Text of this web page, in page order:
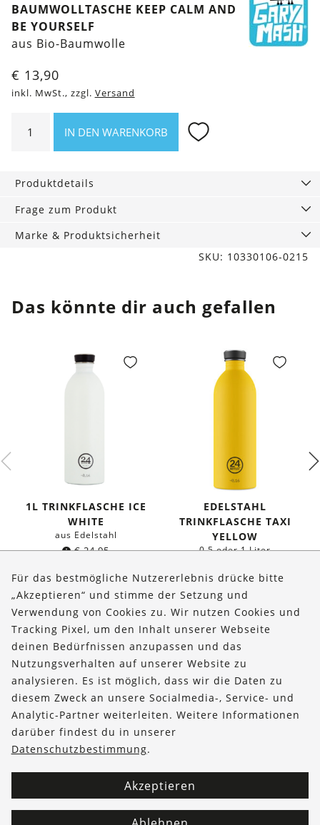
BAUMWOLLTASCHE KEEP CALM AND
BE YOURSELF
aus Bio-Baumwolle
€ 13,90
inkl. MwSt., zzgl. Versand
Keep
be
yourself
IN DEN WARENKORB
Produktdetails
Frage zum Produkt
Marke & Produktsicherheit
SKU: 10330106-0215
Das könnte dir auch gefallen
1L TRINKFLASCHE ICE
WHITE
aus Edelstahl
€24,95
EDELSTAHL
TRINKFLASCHE TAXI
YELLOW
0,5 oder 1 Liter
Über uns
Bestellungen
Kontakt & Hilfe
FOLLOW US
Für das bestmögliche Nutzererlebnis drücke bitte
„Akzeptieren“ und stimme der Setzung und
Verwendung von Cookies zu. Wir nutzen Cookies und
Tracking Pixel, um den Inhalt unserer Webseite
deinen Bedürfnissen anzupassen und das
Nutzungsverhalten auf unserer Website zu
analysieren. Es ist möglich, dass wir die Daten zu
diesem Zweck an unsere Socialmedia-, Service- und
Analytic-Partner weiterleiten. Weitere Informationen
darüber findest du in unserer
Datenschutzbestimmung.
Akzeptieren